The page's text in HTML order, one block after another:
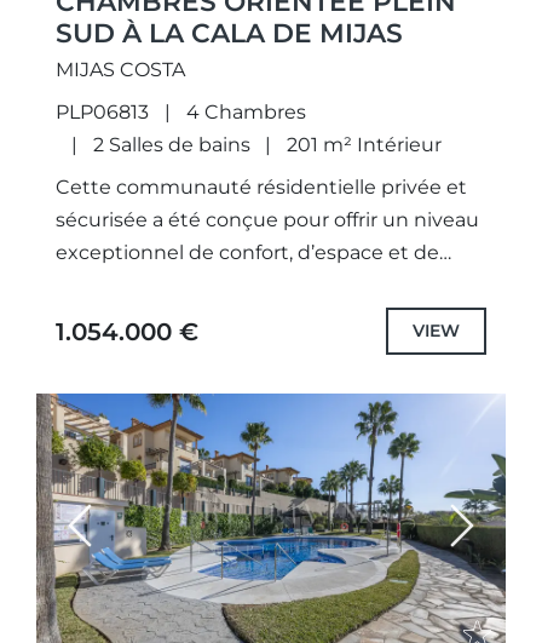
SUD À LA CALA DE MIJAS
MIJAS COSTA
PLP06813
4 Chambres
2 Salles de bains
201 m² Intérieur
Cette communauté résidentielle privée et
sécurisée a été conçue pour offrir un niveau
exceptionnel de confort, d’espace et de
chambres s’adressent à ceux...
1.054.000 € VIEW
Previous Next